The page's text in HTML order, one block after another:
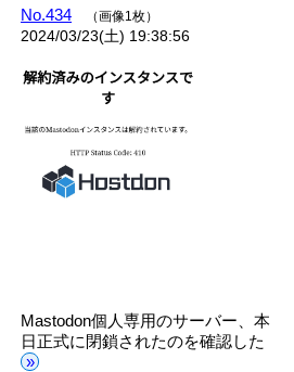
No.434 （画像1枚）
2024/03/23(土) 19:38:56
Mastodon個人専用のサーバー、本
日正式に閉鎖されたのを確認した
»